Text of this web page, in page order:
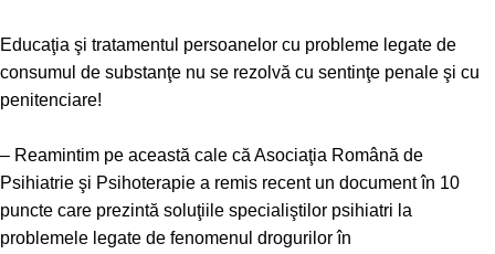
Educaţia şi tratamentul persoanelor cu probleme legate de
consumul de substanţe nu se rezolvă cu sentinţe penale şi cu
penitenciare!
– Reamintim pe această cale că Asociaţia Română de
Psihiatrie şi Psihoterapie a remis recent un document în 10
puncte care prezintă soluţiile specialiştilor psihiatri la
problemele legate de fenomenul drogurilor în